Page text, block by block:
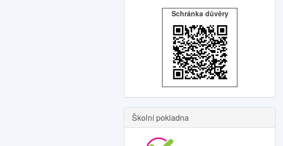
Schránka důvěry
Školní pokladna